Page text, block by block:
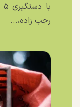
رجب زاده،...